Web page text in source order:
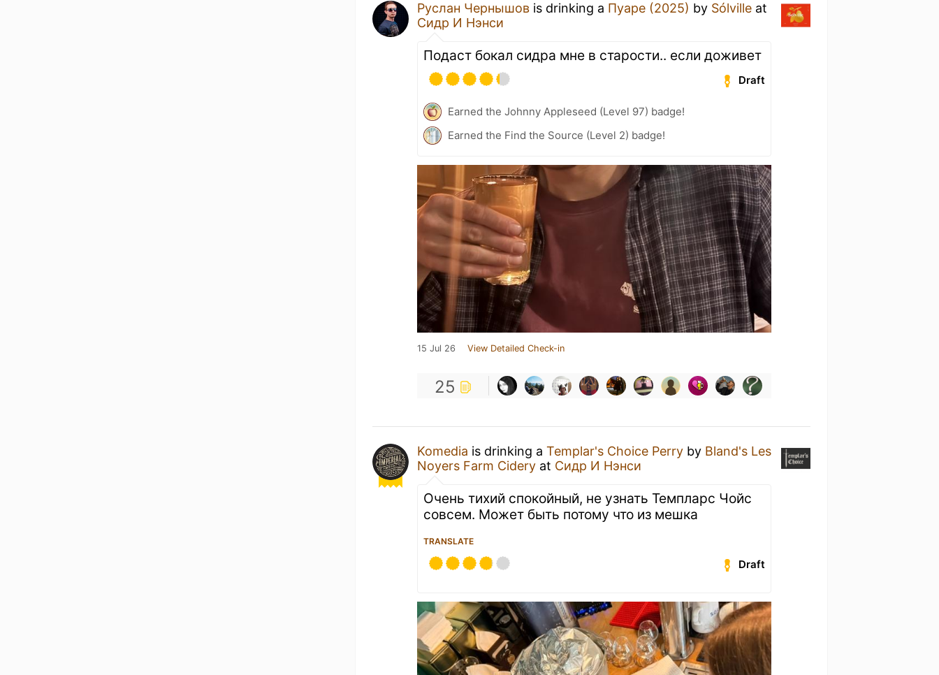
Руслан Чернышов is drinking a Пуаре (2025) by Sólville at
Сидр И Нэнси
Подаст бокал сидра мне в старости.. если доживет
Draft
Earned the Johnny Appleseed (Level 97) badge!
Earned the Find the Source (Level 2) badge!
15 Jul 26 View Detailed Check-in
25
Komedia is drinking aTemplar's Choice Perry by Bland's Les
Noyers Farm Cidery at Сидр И Нэнси
Очень тихий спокойный, не узнать Темпларс Чойс
совсем. Может быть потому что из мешка
TRANSLATE
Draft